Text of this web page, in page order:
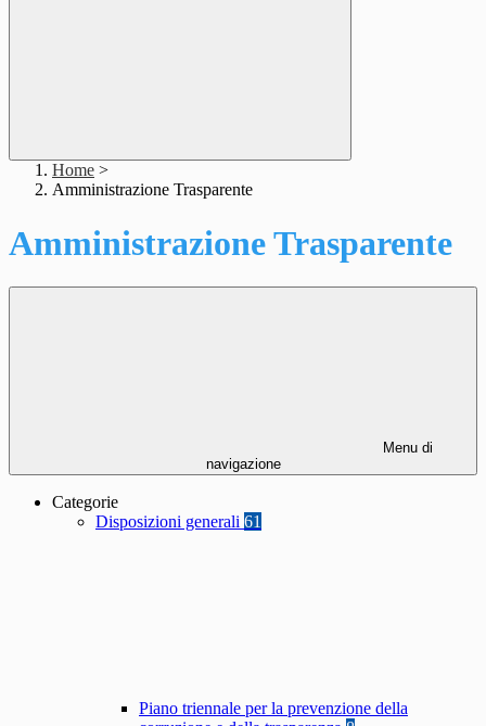
Home >
Amministrazione Trasparente
Amministrazione Trasparente
Menu di
navigazione
Categorie
Disposizioni generali 61
Piano triennale per la prevenzione della